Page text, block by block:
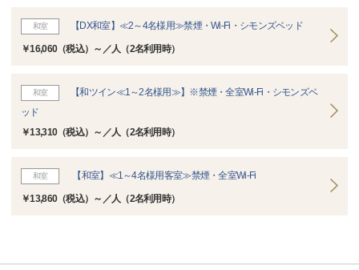
和室 【DX和室】≪2～4名様用≫禁煙・Wi-Fi・シモンズベッド
￥16,060（税込）～／人（2名利用時）
和室
【和ツイン≪1～2名様用≫】※禁煙・全室Wi-Fi・シモンズベ
ッド
￥13,310（税込）～／人（2名利用時）
和室 【和室】≪1～4名様用客室≫禁煙・全室Wi-Fi
￥13,860（税込）～／人（2名利用時）